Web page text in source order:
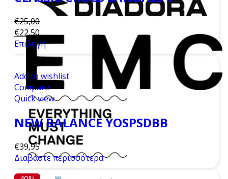
€25,00
€22,50
Επιλογή
Add to wishlist
Compare
Quick view
NEW BALANCE YOSPSDBB
€39,95
Διαβάστε περισσότερα